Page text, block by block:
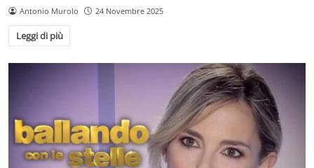
Antonio Murolo 24 Novembre 2025
Leggi di più